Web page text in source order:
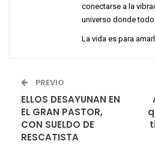
conectarse a la
universo donde
La vida es para
PREVIO
ELLOS DESAYUNAN EN
EL GRAN PASTOR,
CON SUELDO DE
RESCATISTA